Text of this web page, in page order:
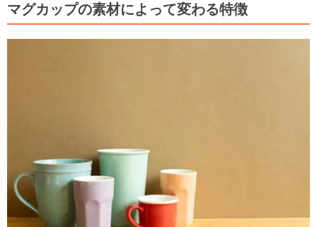
マグカップの素材によって変わる特徴